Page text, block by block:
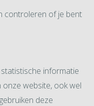
controleren of je bent
informatie
website, ook wel
deze